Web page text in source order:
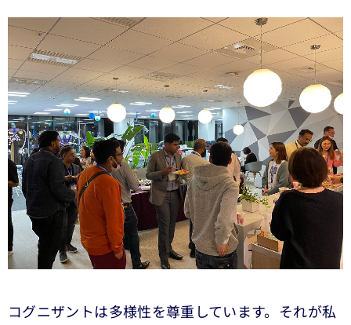
コグニザントは多様性を尊重しています。それが私